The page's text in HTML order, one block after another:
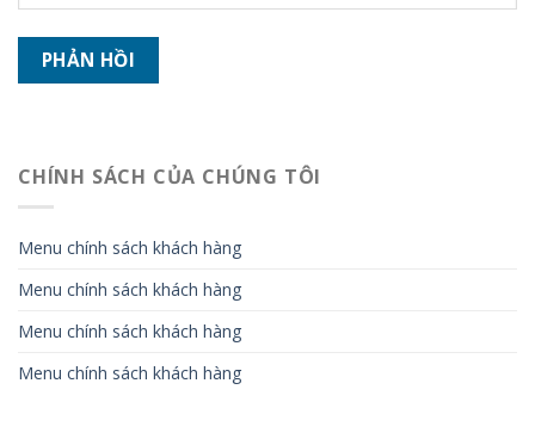
CHÍNH SÁCH CỦA CHÚNG TÔI
Menu chính sách khách hàng
Menu chính sách khách hàng
Menu chính sách khách hàng
Menu chính sách khách hàng